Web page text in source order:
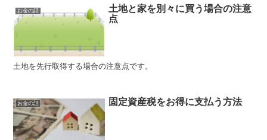
お金の話
土地と家を別々に買う場合の注意
点
土地を先行取得する場合の注意点です。
お金の話 固定資産税をお得に支払う方法